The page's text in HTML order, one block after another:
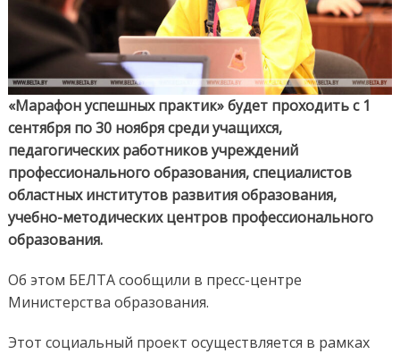
«Марафон успешных практик» будет проходить с 1
сентября по 30 ноября среди учащихся,
педагогических работников учреждений
профессионального образования, специалистов
областных институтов развития образования,
учебно-методических центров профессионального
образования.
Об этом БЕЛТА сообщили в пресс-центре
Министерства образования.
Этот социальный проект осуществляется в рамках